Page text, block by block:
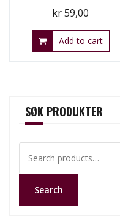
kr59,00
Add to cart
SØK PRODUKTER
for:
Search